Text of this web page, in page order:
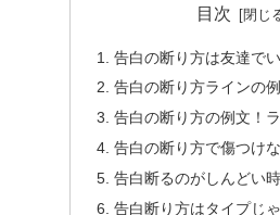
目次
告白の断り方は友達で
告白の断り方ラインの
告白の断り方の例文！
告白の断り方で傷つけ
告白断るのがしんどい
告白断り方はタイプじ